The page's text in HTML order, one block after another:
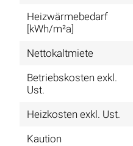
Heizwärmebedarf
[kWh/m²a]
Nettokaltmiete
Betriebskosten exkl.
Ust.
Heizkosten exkl. Ust.
Kaution